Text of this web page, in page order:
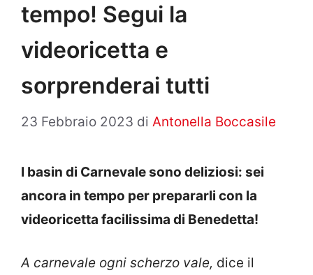
tempo! Segui la
videoricetta e
sorprenderai tutti
23 Febbraio 2023 di Antonella Boccasile
I basin di Carnevale sono deliziosi: sei
ancora in tempo per prepararli con la
videoricetta facilissima di Benedetta!
A carnevale ogni scherzo vale, dice il